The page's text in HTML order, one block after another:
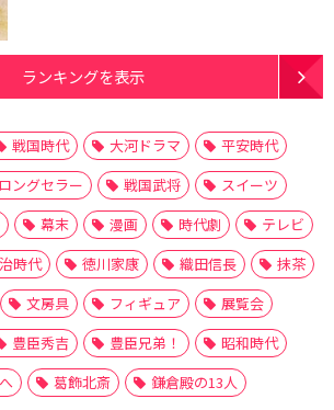
ランキングを表示
戦国時代 大河ドラマ
平安時代
ロングセラー 戦国武将
スイーツ
幕末 漫画 時代劇
テレビ
時代 徳川家康 織田信長
抹茶
文房具 フィギュア
展覧会
豊臣秀吉 豊臣兄弟！
昭和時代
葛飾北斎 鎌倉殿の13人